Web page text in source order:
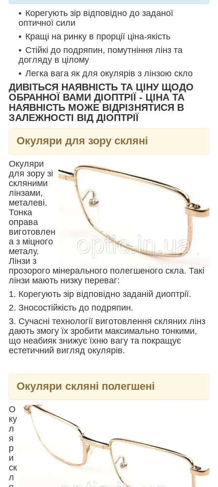
Корегують зір відповідно до заданої
оптичної сили
Кращі на ринку в прорції ціна-якість
Стійкі до подряпин, помутніння лінз та
догляду в цілому
Легка вага як для окулярів з лінзою скло
ДИВІТЬСЯ НАЯВНІСТЬ ТА ЦІНУ ЩОДО
ОБРАННОЇ ВАМИ ДІОПТРІЇ - ЦІНА ТА
НАЯВНІСТЬ МОЖЕ ВІДРІЗНЯТИСЯ В
ЗАЛЕЖНОСТІ ВІД ДІОПТРІЇ
Окуляри для зору скляні
Окуляри
для зору зі
скляними
лінзами,
металеві.
Тонка
оправа
виготовлен
а з міцного
металу.
Лінзи з
прозорого мінерального полегшеного скла. Такі
лінзи мають низку переваг:
1. Корегують зір відповідно заданій диоптрії.
2. Зносостійкість до подряпин.
3. Сучасні технології виготовлення скляних лінз
дають змогу їх зробити максимально тонкими,
що неабияк знижує їхню вагу та покращує
естетичний вигляд окулярів.
Окуляри скляні полегшені
О
ку
л
я
р
и
ск
л